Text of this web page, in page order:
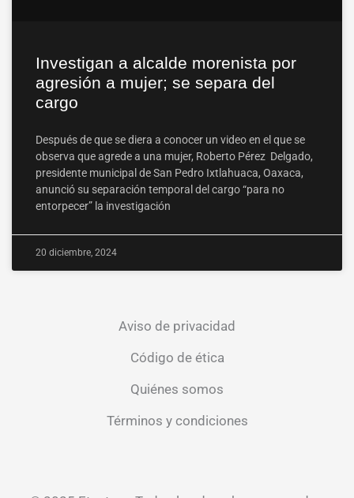
Investigan a alcalde morenista por
agresión a mujer; se separa del
cargo
Después de que se diera a conocer un video en el que se
observa que agrede a una mujer, Roberto Pérez Delgado,
presidente municipal de San Pedro Ixtlahuaca, Oaxaca,
anunció su separación temporal del cargo “para no
entorpecer” la investigación
20 diciembre, 2024
Aviso de privacidad
Código de ética
Quiénes somos
Términos y condiciones